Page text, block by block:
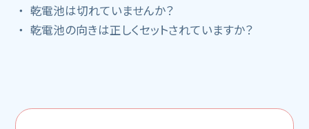
乾電池は切れていませんか？
乾電池の向きは正しくセットされていますか？